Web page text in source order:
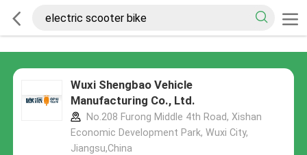
Wuxi Shengbao Vehicle
Manufacturing Co., Ltd.
No.208 Furong Middle 4th Road, Xishan
Economic Development Park, Wuxi City,
Jiangsu,China